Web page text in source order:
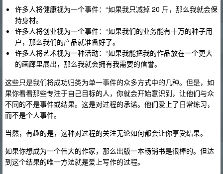
许多人将健康视为一个事件：“如果我只减掉 20 斤，那么我就会保
持身材。
许多人将创业视为一个事件：“如果我们的业务能有十万的种子用
户，那么我们的产品就准备好了。
许多人将艺术视为一种活动：“如果我能把我的作品放在一个更大
的画廊里展出，那么我就会拥有我需要的信誉。
这些只是我们将成功归类为单一事件的众多方式中的几种。但是，如
果你看看那些专注于自己目标的人，你就会开始意识到，让他们与众
不同的不是事件或结果。这是对过程的承诺。他们爱上了日常练习，
而不是个人事件。
当然，有趣的是，这种对过程的关注无论如何都会让你享受结果。
如果你想成为一个伟大的作家，那么出版一本畅销书是很棒的。但达
到这个结果的唯一方法就是爱上写作的过程。